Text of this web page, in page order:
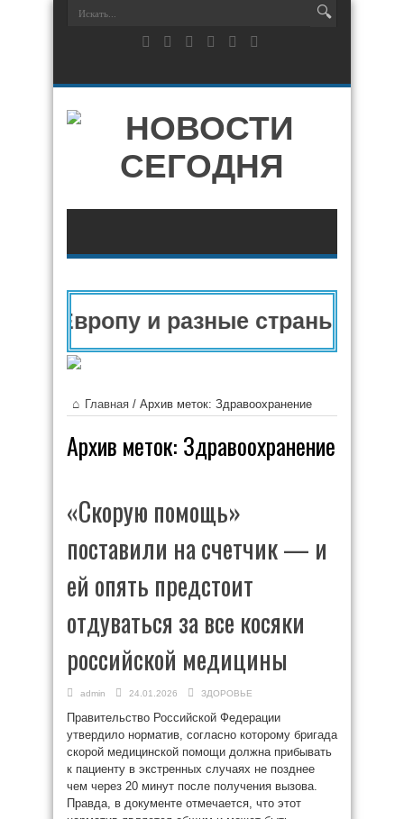
в Европу и разные страны мира в
Главная / Архив меток: Здравоохранение
Архив меток: Здравоохранение
«Скорую помощь»
поставили на счетчик — и
ей опять предстоит
отдуваться за все косяки
российской медицины
admin 24.01.2026 ЗДОРОВЬЕ
Правительство Российской Федерации
утвердило норматив, согласно которому бригада
скорой медицинской помощи должна прибывать
к пациенту в экстренных случаях не позднее
чем через 20 минут после получения вызова.
Правда, в документе отмечается, что этот